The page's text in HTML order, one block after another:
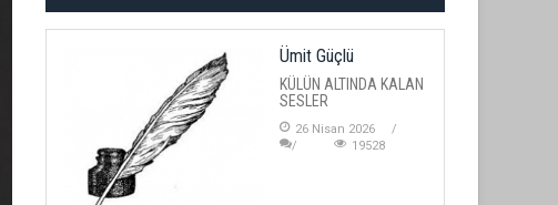
Ümit Güçlü
KÜLÜN ALTINDA KALAN
SESLER
26 Nisan 2026
19528